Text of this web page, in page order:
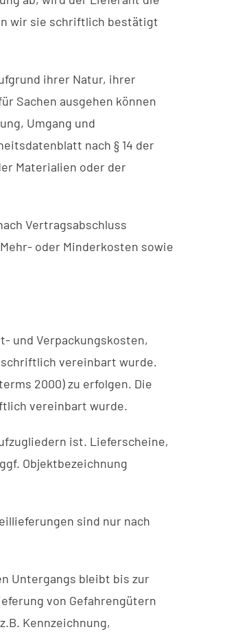
wir sie schriftlich bestätigt
ihrer Natur, ihrer
Sachen ausgehen können
Umgang und
nach § 14 der
Materialien oder der
Vertragsabschluss
oder Minderkosten sowie
und Verpackungskosten,
vereinbart wurde.
2000) zu erfolgen. Die
vereinbart wurde.
ist. Lieferscheine,
Objektbezeichnung
sind nur nach
Untergangs bleibt bis zur
von Gefahrengütern
Kennzeichnung,